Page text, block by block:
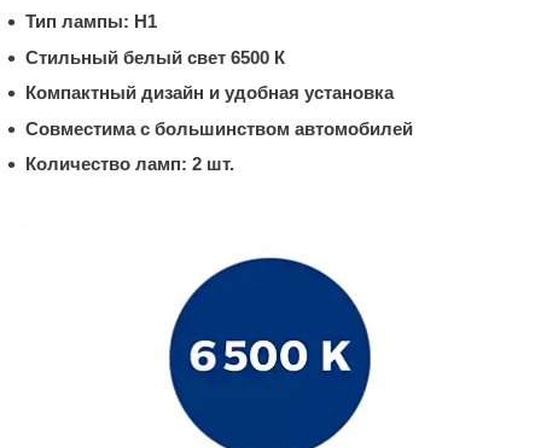
Тип лампы: H1
Стильный белый свет 6500 К
Компактный дизайн и удобная установка
Совместима с большинством автомобилей
Количество ламп: 2 шт.